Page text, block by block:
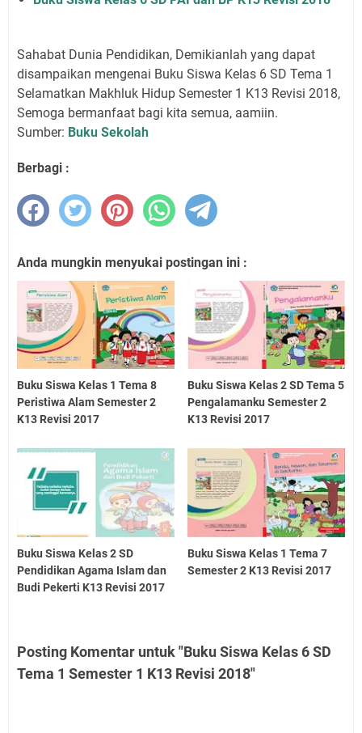
Sahabat Dunia Pendidikan, Demikianlah yang dapat
disampaikan mengenai Buku Siswa Kelas 6 SD Tema 1
Selamatkan Makhluk Hidup Semester 1 K13 Revisi 2018,
Semoga bermanfaat bagi kita semua, aamiin.
Sumber: Buku Sekolah
Berbagi :
Anda mungkin menyukai postingan ini :
Buku Siswa Kelas 1 Tema 8
Peristiwa Alam Semester 2
K13 Revisi 2017
Buku Siswa Kelas 2 SD Tema 5
Pengalamanku Semester 2
K13 Revisi 2017
Buku Siswa Kelas 2 SD
Pendidikan Agama Islam dan
Budi Pekerti K13 Revisi 2017
Buku Siswa Kelas 1 Tema 7
Semester 2 K13 Revisi 2017
Posting Komentar untuk "Buku Siswa Kelas 6 SD
Tema 1 Semester 1 K13 Revisi 2018"